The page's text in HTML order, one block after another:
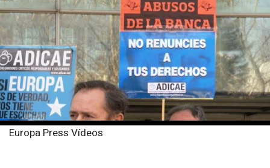
Europa Press Vídeos